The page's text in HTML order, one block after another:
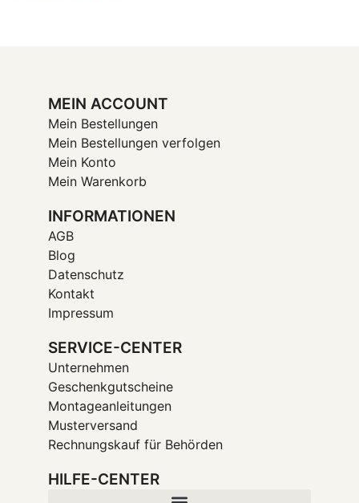
MEIN ACCOUNT
Mein Bestellungen
Mein Bestellungen verfolgen
Mein Konto
Mein Warenkorb
INFORMATIONEN
AGB
Blog
Datenschutz
Kontakt
Impressum
SERVICE-CENTER
Unternehmen
Geschenkgutscheine
Montageanleitungen
Musterversand
Rechnungskauf für Behörden
HILFE-CENTER